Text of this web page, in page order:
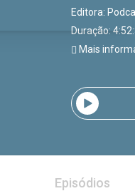
Editora:
Duração:
Mais
Episódios